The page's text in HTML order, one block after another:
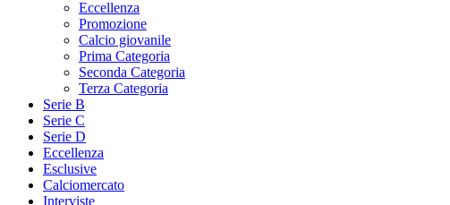
Eccellenza
Promozione
Calcio giovanile
Prima Categoria
Seconda Categoria
Terza Categoria
Serie B
Serie C
Serie D
Eccellenza
Esclusive
Calciomercato
Interviste